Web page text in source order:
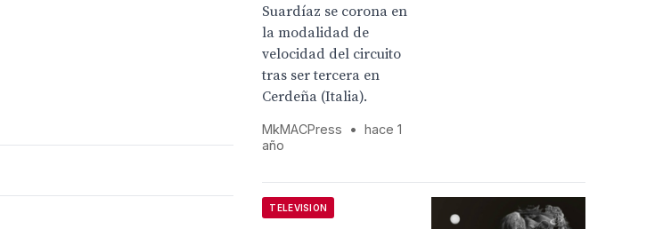
Suardíaz se corona en
la modalidad de
velocidad del circuito
tras ser tercera en
Cerdeña (Italia).
MkMACPress •
hace 1
año
TELEVISION